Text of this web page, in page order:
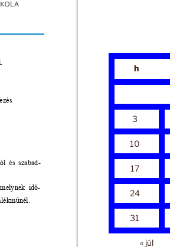
h
3
10
17
24
31
« júl